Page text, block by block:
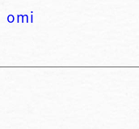
omi